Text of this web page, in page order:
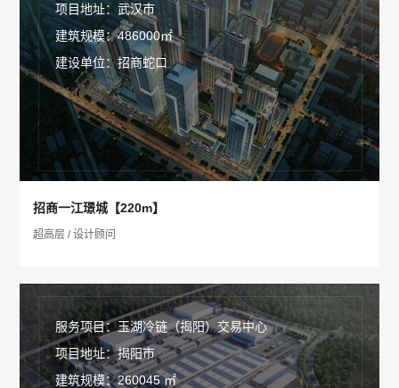
项目地址：武汉市
建筑规模：486000㎡
建设单位：招商蛇口
招商一江璟城【220m】
超高层 / 设计顾问
服务项目：玉湖冷链（揭阳）交易中心
项目地址：揭阳市
建筑规模：260045 ㎡